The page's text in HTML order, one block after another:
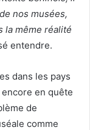
nos musées,
la même réalité
entendre.
dans les pays
en quête
de
comme